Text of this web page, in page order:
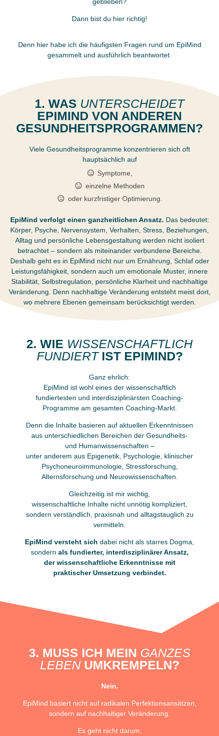
Dann bist du hier richtig!
Denn hier habe ich die häufigsten Fragen rund um EpiMind
gesammelt und ausführlich beantwortet.
1. WAS UNTERSCHEIDET
EPIMIND VON ANDEREN
GESUNDHEITSPROGRAMMEN?
Viele Gesundheitsprogramme konzentrieren sich oft
hauptsächlich auf
Symptome,
einzelne Methoden
oder kurzfristiger Optimierung.
EpiMind verfolgt einen ganzheitlichen Ansatz. Das bedeutet:
Körper, Psyche, Nervensystem, Verhalten, Stress, Beziehungen,
Alltag und persönliche Lebensgestaltung werden nicht isoliert
betrachtet – sondern als miteinander verbundene Bereiche.
Deshalb geht es in EpiMind nicht nur um Ernährung, Schlaf oder
Leistungsfähigkeit, sondern auch um emotionale Muster, innere
Stabilität, Selbstregulation, persönliche Klarheit und nachhaltige
Veränderung. Denn nachhaltige Veränderung entsteht meist dort,
wo mehrere Ebenen gemeinsam berücksichtigt werden.
2. WIE WISSENSCHAFTLICH
FUNDIERTIST EPIMIND?
Ganz ehrlich:
EpiMind ist wohl eines der wissenschaftlich
fundiertesten und interdisziplinärsten Coaching-
Programme am gesamten Coaching-Markt.
Denn die Inhalte basieren auf aktuellen Erkenntnissen
aus unterschiedlichen Bereichen der Gesundheits-
und Humanwissenschaften –
unter anderem aus Epigenetik, Psychologie, klinischer
Psychoneuroimmunologie, Stressforschung,
Alternsforschung und Neurowissenschaften.
Gleichzeitig ist mir wichtig,
wissenschaftliche Inhalte nicht unnötig kompliziert,
sondern verständlich, praxisnah und alltagstauglich zu
vermitteln.
EpiMind versteht sich dabei nicht als starres Dogma,
sondern als fundierter, interdisziplinärer Ansatz,
der wissenschaftliche Erkenntnisse mit
praktischer Umsetzung verbindet.
3. MUSS ICH MEIN GANZES
LEBENUMKREMPELN?
Nein.
EpiMind basiert nicht auf radikalen Perfektionsansätzen,
sondern auf nachhaltiger Veränderung.
Es geht nicht darum,